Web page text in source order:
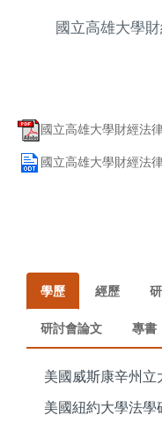
國立高雄大學
國立高雄大學財經法
國立高雄大學財經法
學歷 經歷
研討會論文 專書
美國威斯康辛州立
美國紐約大學法學